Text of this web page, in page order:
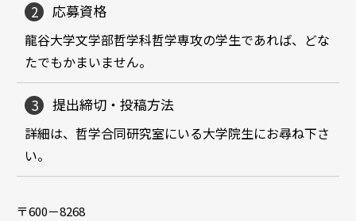
応募資格
龍谷大学文学部哲学科哲学専攻の学生であれば、どな
たでもかまいません。
提出締切・投稿方法
詳細は、哲学合同研究室にいる大学院生にお尋ね下さ
い。
〒600－8268